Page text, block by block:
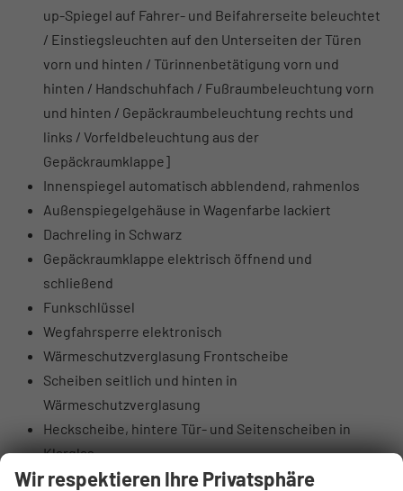
up-Spiegel auf Fahrer- und Beifahrerseite beleuchtet
/ Einstiegsleuchten auf den Unterseiten der Türen
vorn und hinten / Türinnenbetätigung vorn und
hinten / Handschuhfach / Fußraumbeleuchtung vorn
und hinten / Gepäckraumbeleuchtung rechts und
links / Vorfeldbeleuchtung aus der
Gepäckraumklappe]
Innenspiegel automatisch abblendend, rahmenlos
Außenspiegelgehäuse in Wagenfarbe lackiert
Dachreling in Schwarz
Gepäckraumklappe elektrisch öffnend und
schließend
Funkschlüssel
Wegfahrsperre elektronisch
Wärmeschutzverglasung Frontscheibe
Scheiben seitlich und hinten in
Wärmeschutzverglasung
Heckscheibe, hintere Tür- und Seitenscheiben in
Klarglas
Dachkantenspoiler inklusive dritter Bremsleuchte
Wir respektieren Ihre Privatsphäre